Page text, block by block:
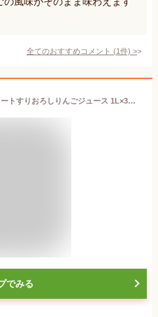
全てのおすすめコメント (1件) >
長野県産りんご100％ ストレートすりおろしりんごジュース 1L×3本入/箱 濃縮還元のリンゴジュースとはまるで違う美味しさです。【送料無料（一部地域は有料）】りんご本来の味が楽しめる本格ストレート混濁タイプのジュースです。
でみる